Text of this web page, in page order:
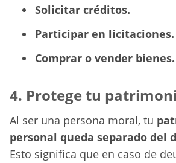
Solicitar créditos.
Participar en licitaciones.
Comprar o vender bienes.
4. Protege tu
Al ser una persona moral, tu
personal queda separado del
Esto significa que en caso de